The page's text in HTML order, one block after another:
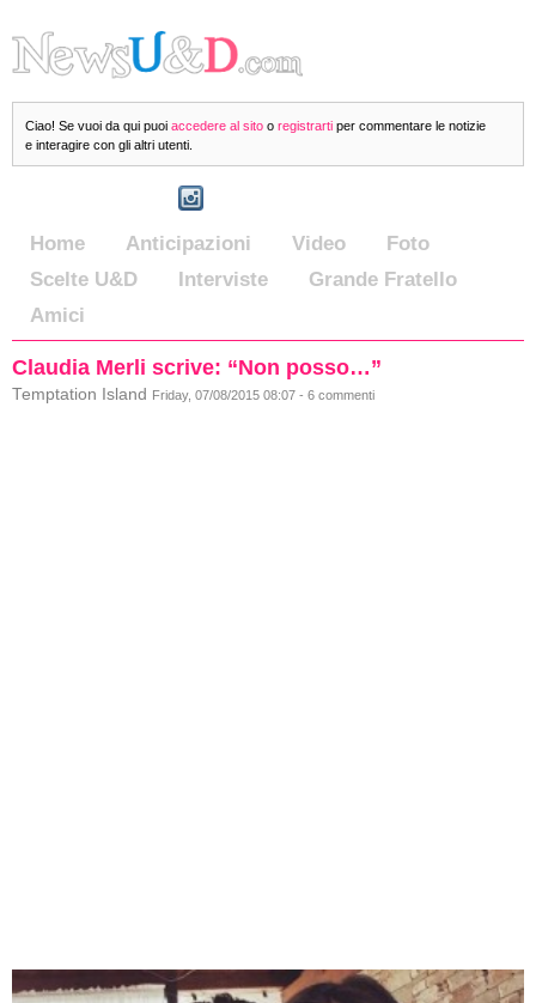
Ciao! Se vuoi da qui puoi accedere al sito o registrarti per commentare le notizie
e interagire con gli altri utenti.
Home Anticipazioni Video
Foto
Scelte U&D
Interviste
Grande Fratello
Amici
Claudia Merli scrive: “Non posso…”
Temptation Island Friday, 07/08/2015 08:07 - 6 commenti